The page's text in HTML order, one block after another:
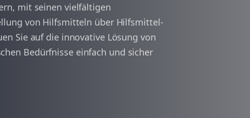
mit seinen vielfältigen
von Hilfsmitteln über Hilfsmittel-
Sie auf die innovative Lösung von
Bedürfnisse einfach und sicher